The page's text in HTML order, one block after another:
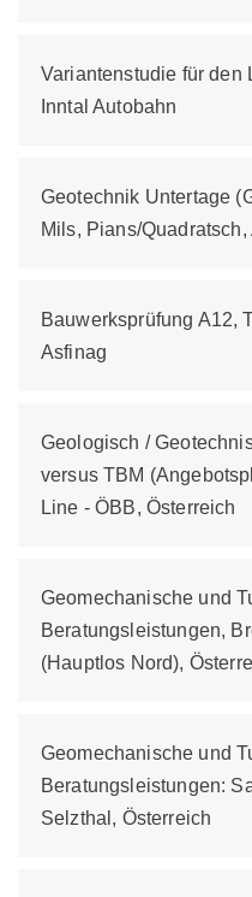
Variantenstudie für den
Inntal Autobahn
Geotechnik Untertage
Mils, Pians/Quadratsch,
Bauwerksprüfung A12,
Asfinag
Geologisch /
versus TBM
Line - ÖBB, Österreich
Geomechanische und
Beratungsleistungen,
(Hauptlos Nord),
Geomechanische und
Beratungsleistungen:
Selzthal, Österreich